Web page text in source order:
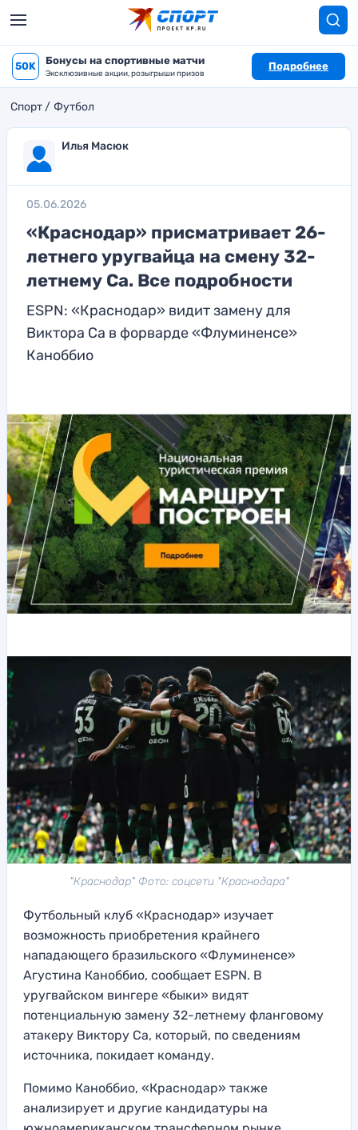
50K Бонусы на спортивные матчи
Эксклюзивные акции, розыгрыши призов
Подробнее
Спорт Футбол
Илья Масюк
05.06.2026
«Краснодар» присматривает 26-
летнего уругвайца на смену 32-
летнему Са. Все подробности
ESPN: «Краснодар» видит замену для
Виктора Са в форварде «Флуминенсе»
Каноббио
"Краснодар" Фото: соцсети "Краснодара"
Футбольный клуб «Краснодар» изучает
возможность приобретения крайнего
нападающего бразильского «Флуминенсе»
Агустина Каноббио, сообщает ESPN. В
уругвайском вингере «быки» видят
потенциальную замену 32-летнему фланговому
атакеру Виктору Са, который, по сведениям
источника, покидает команду.
Помимо Каноббио, «Краснодар» также
анализирует и другие кандидатуры на